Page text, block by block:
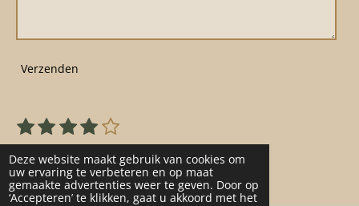
Deze website maakt gebruik van cookies om
uw ervaring te verbeteren en op maat
gemaakte advertenties weer te geven. Door op
‘Accepteren’ te klikken, gaat u akkoord met het
Verzenden
R
a
t
i
1
s
t
e
2
s
t
e
3
s
t
e
4
s
t
e
5
s
t
e
S
e
m
m
e
22 stemmen